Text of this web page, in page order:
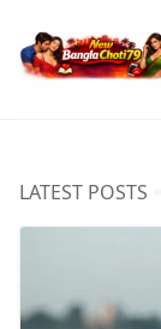
LATEST POSTS